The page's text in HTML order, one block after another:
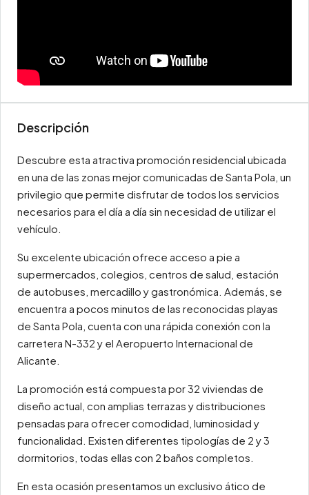
Descripción
Descubre esta atractiva promoción residencial ubicada
en una de las zonas mejor comunicadas de Santa Pola, un
privilegio que permite disfrutar de todos los servicios
necesarios para el día a día sin necesidad de utilizar el
vehículo.
Su excelente ubicación ofrece acceso a pie a
supermercados, colegios, centros de salud, estación
de autobuses, mercadillo y gastronómica. Además, se
encuentra a pocos minutos de las reconocidas playas
de Santa Pola, cuenta con una rápida conexión con la
carretera N-332 y el Aeropuerto Internacional de
Alicante.
La promoción está compuesta por 32 viviendas de
diseño actual, con amplias terrazas y distribuciones
pensadas para ofrecer comodidad, luminosidad y
funcionalidad. Existen diferentes tipologías de 2 y 3
dormitorios, todas ellas con 2 baños completos.
En esta ocasión presentamos un exclusivo ático de